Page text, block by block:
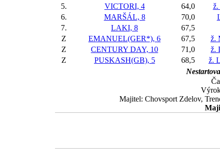
5.
VICTORI, 4 64,0
ž.
6.
MARŠÁL, 8 70,0
7.
LAKI, 8
67,5
Z
EMANUEL(GER*), 6 67,5
ž.
Z
CENTURY DAY, 10 71,0
ž.
Z
PUSKASH(GB), 5 68,5
ž.
Majitel: Chovsport Zdelov,